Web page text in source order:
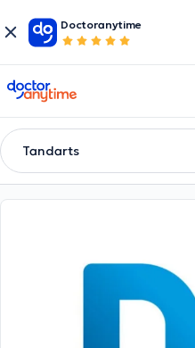
Doctoranytime
doctoranytime
Tandarts